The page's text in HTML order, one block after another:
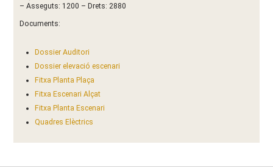
– Asseguts: 1200 – Drets: 2880
Documents:
Dossier Auditori
Dossier elevació escenari
Fitxa Planta Plaça
Fitxa Escenari Alçat
Fitxa Planta Escenari
Quadres Elèctrics